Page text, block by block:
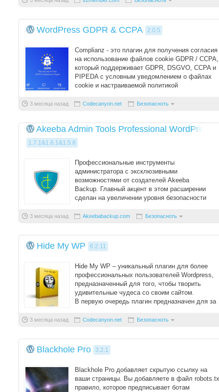
WordPress GDPR & CCPA 2.0.5
Complianz - это плагин для получения согласия
на использование файлов cookie GDPR / CCPA,
который поддерживает GDPR, DSGVO, CCPA и
PIPEDA с условным уведомлением о файлах
cookie и настраиваемой политикой
3 месяца назад Codecanyon.net Безопасноть
Akeeba Admin Tools Professional WordPress
1.7.1&1.6.1&1.5.8
Профессиональные инструменты
администратора с эксклюзивными
возможностями от создателей Akeeba
Backup. Главный акцент в этом расширении
сделан на увеличении уровня безопасности
3 месяца назад Akeebabackup.com Безопасноть
Hide My WP 6.2.11
Hide My WP – уникальный плагин для более
профессиональных пользователей Wordpress,
предназначенный для того, чтобы творить
удивительные чудеса со своим сайтом.
В первую очередь плагин предназначен для за
3 месяца назад Codecanyon.net Безопасноть
Blackhole Pro 3.2.1
Blackhole Pro добавляет скрытую ссылку на
ваши страницы. Вы добавляете в файл
правило, которое предписывает ботам